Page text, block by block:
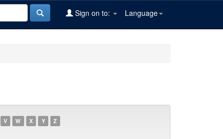
Language
Sign on to:
V W X Y Z